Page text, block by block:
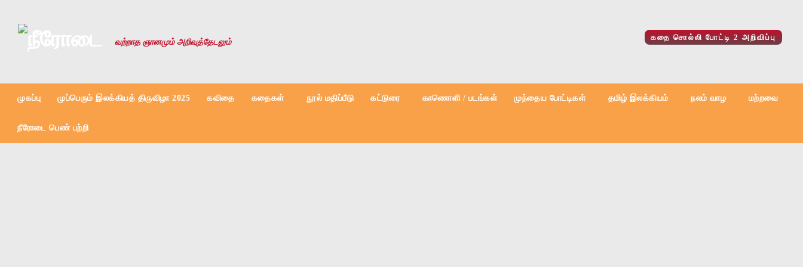
வற்றாத ஞானமும் அறிவுத்தேடலும் கதை சொல்லி போட்டி 2 அறிவிப்பு
முகப்பு முப்பெரும் இலக்கியத் திருவிழா 2025 கவிதை கதைகள் நூல் மதிப்பீடு கட்டுரை காணொளி / படங்கள் முந்தைய போட்டிகள் தமிழ் இலக்கியம் நலம் வாழ மற்றவை
நீரோடை பெண் பற்றி